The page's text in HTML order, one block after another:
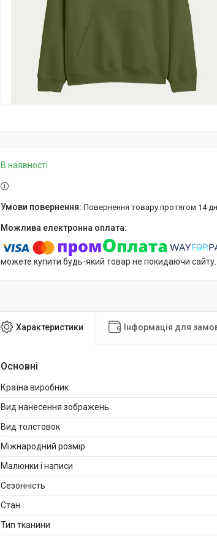
В наявності
повернення товару протягом 14
можете купити будь-який товар не покидаючи сайту.
Характеристики Інформація для
Основні
Країна виробник
Вид нанесення зображень
Вид толстовок
Міжнародний розмір
Малюнки і написи
Сезонність
Стан
Тип тканини